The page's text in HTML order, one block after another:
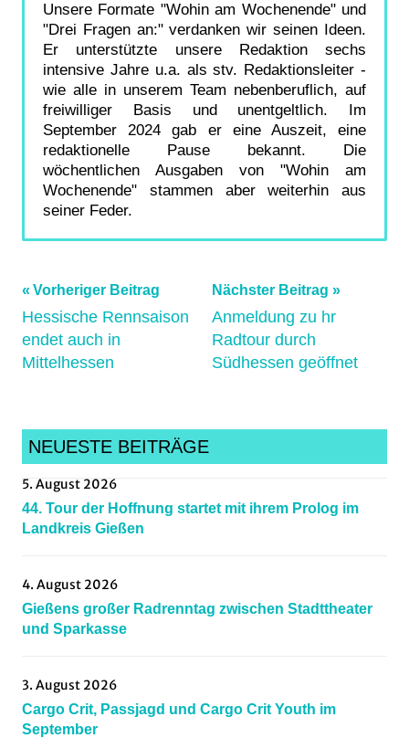
Unsere Formate "Wohin am Wochenende" und
"Drei Fragen an:" verdanken wir seinen Ideen.
Er unterstützte unsere Redaktion sechs
intensive Jahre u.a. als stv. Redaktionsleiter -
wie alle in unserem Team nebenberuflich, auf
freiwilliger Basis und unentgeltlich. Im
September 2024 gab er eine Auszeit, eine
redaktionelle Pause bekannt. Die
wöchentlichen Ausgaben von "Wohin am
Wochenende" stammen aber weiterhin aus
seiner Feder.
Schlagwörter:
biketreff,
bunddeutscherradfahrer
criticalmass,
frankfurt,
GermanCycling,
Gießen
gravel,
hessenradsport
hombergohm,
Mittelhessen
Mountainbiking
Beitragsnavigation
Vorheriger Beitrag
Hessische Rennsaison
endet auch in
Mittelhessen
Nächster Beitrag
Anmeldung zu hr
Radtour durch
Südhessen geöffnet
NEUESTE BEITRÄGE
5. August 2026
44. Tour der Hoffnung startet mit ihrem Prolog im
Landkreis Gießen
4. August 2026
Gießens großer Radrenntag zwischen Stadttheater
und Sparkasse
3. August 2026
Cargo Crit, Passjagd und Cargo Crit Youth im
September